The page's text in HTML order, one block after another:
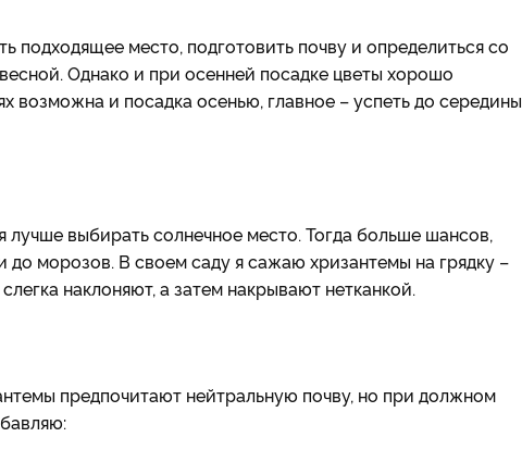
место, подготовить почву и определиться со
Однако и при осенней посадке цветы хорошо
возможна и посадка осенью, главное – успеть до середины
выбирать солнечное место. Тогда больше шансов,
до морозов. В своем саду я сажаю хризантемы на грядку –
наклоняют, а затем накрывают нетканкой.
предпочитают нейтральную почву, но при должном